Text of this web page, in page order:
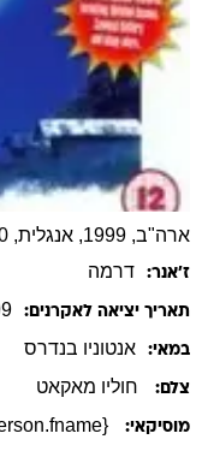
ארה"ב, 1999, אנגלית, 100 דקות
ז׳אנר: דרמה
תאריך יציאה לאקרנים:
במאי: אנטוניו בנדרס
צלם: חוליו מאקאט
מוסיקאי: {e.person.fname} {e.person.lname}